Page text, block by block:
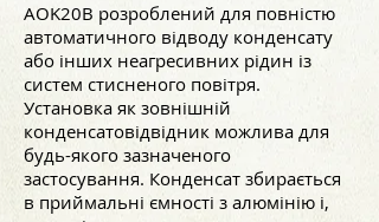
AOK20B розроблений для повністю
автоматичного відводу конденсату
або інших неагресивних рідин із
систем стисненого повітря.
Установка як зовнішній
конденсатовідвідник можлива для
будь-якого зазначеного
застосування. Конденсат збирається
в приймальні ємності з алюмінію і,